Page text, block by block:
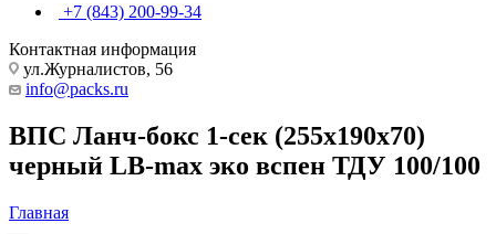
+7 (843) 200-99-34
Контактная информация
ул.Журналистов, 56
info@packs.ru
ВПС Ланч-бокс 1-сек (255х190х70)
черный LB-max эко вспен ТДУ 100/100
Главная